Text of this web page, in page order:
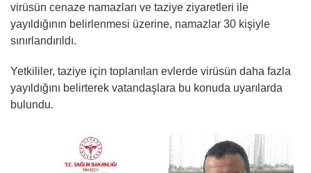
virüsün cenaze namazları ve taziye ziyaretleri ile
yayıldığının belirlenmesi üzerine, namazlar 30 kişiyle
sınırlandırıldı.
Yetkililer, taziye için toplanılan evlerde virüsün daha fazla
yayıldığını belirterek vatandaşlara bu konuda uyarılarda
bulundu.